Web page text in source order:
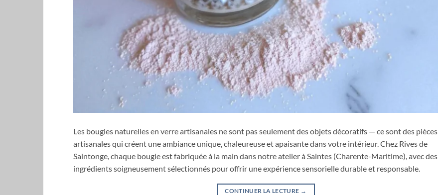
Les bougies naturelles en verre artisanales ne sont pas seulement des objets décoratifs — ce sont des pièces
artisanales qui créent une ambiance unique, chaleureuse et apaisante dans votre intérieur. Chez Rives de
Saintonge, chaque bougie est fabriquée à la main dans notre atelier à Saintes (Charente-Maritime), avec des
ingrédients soigneusement sélectionnés pour offrir une expérience sensorielle durable et responsable.
CONTINUER LA LECTURE →